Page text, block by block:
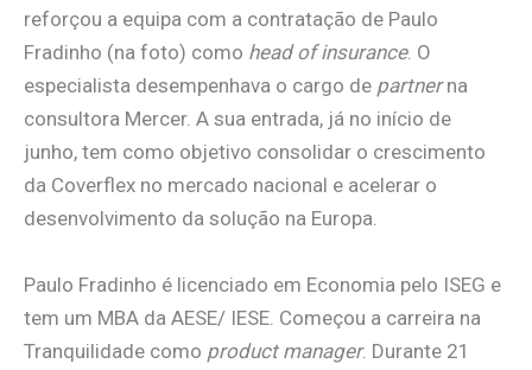
reforçou a equipa com a contratação de Paulo
Fradinho (na foto) como head of insurance. O
especialista desempenhava o cargo de partnerna
consultora Mercer. A sua entrada, já no início de
junho, tem como objetivo consolidar o crescimento
da Coverflex no mercado nacional e acelerar o
desenvolvimento da solução na Europa.
Paulo Fradinho é licenciado em Economia pelo ISEG e
tem um MBA da AESE/ IESE. Começou a carreira na
Tranquilidade como product manager. Durante 21